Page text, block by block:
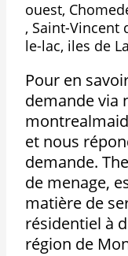
ouest,
, Saint-Vincent
le-lac, iles de
Pour en
demande via
et nous
demande.
de menage,
matière de
résidentiel à
région de